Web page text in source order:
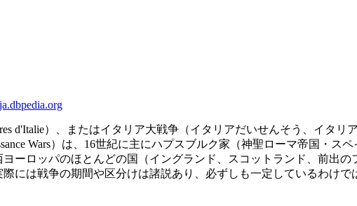
ja.dbpedia.org
d'Italie）、またはイタリア大戦争（イタリアだいせんそう、イタリ
Wars）は、16世紀に主にハプスブルク家（神聖ローマ帝国・ス
ーロッパのほとんどの国（イングランド、スコットランド、前出
には戦争の期間や区分けは諸説あり、必ずしも一定しているわけで